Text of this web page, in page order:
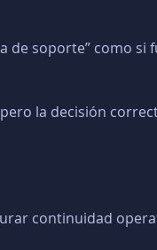
de soporte” como si
la decisión
continuidad